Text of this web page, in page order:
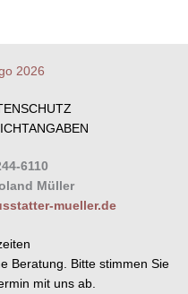
6110
Müller
mueller.de
Beratung. Bitte stimmen Sie
mit uns ab.